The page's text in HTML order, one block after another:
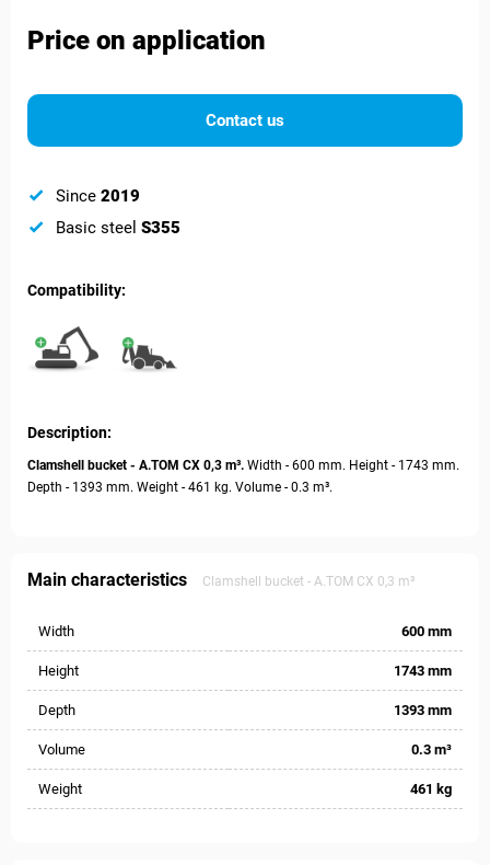
Price on application
Contact us
Since 2019
Basic steel S355
Compatibility:
Description:
Clamshell bucket - А.ТОМ СХ 0,3 m³. Width - 600 mm. Height - 1743 mm.
Depth - 1393 mm. Weight - 461 kg. Volume - 0.3 m³.
Main characteristics Clamshell bucket - А.ТОМ СХ 0,3 m³
Width 600 mm
Height 1743 mm
Depth 1393 mm
Volume 0.3 m³
Weight 461 kg